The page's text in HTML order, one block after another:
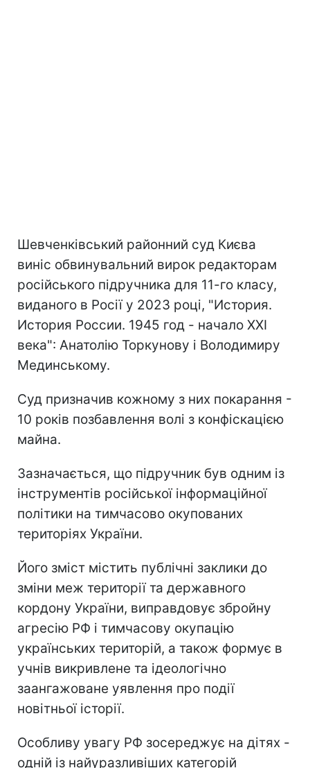
Шевченківський районний суд Києва
виніс обвинувальний вирок редакторам
російського підручника для 11-го класу,
виданого в Росії у 2023 році, "История.
История России. 1945 год - начало XXI
века": Анатолію Торкунову і Володимиру
Мединському.
Суд призначив кожному з них покарання -
10 років позбавлення волі з конфіскацією
майна.
Зазначається, що підручник був одним із
інструментів російської інформаційної
політики на тимчасово окупованих
територіях України.
Його зміст містить публічні заклики до
зміни меж території та державного
кордону України, виправдовує збройну
агресію РФ і тимчасову окупацію
українських територій, а також формує в
учнів викривлене та ідеологічно
заангажоване уявлення про події
новітньої історії.
Особливу увагу РФ зосереджує на дітях -
одній із найуразливіших категорій